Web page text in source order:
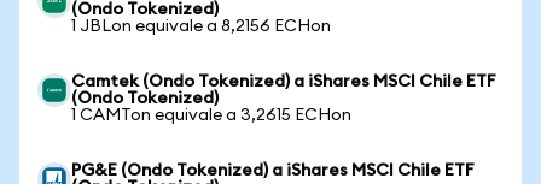
(Ondo Tokenized)
1 JBLon equivale a 8,2156 ECHon
Camtek (Ondo Tokenized) a iShares MSCI Chile ETF
(Ondo Tokenized)
1 CAMTon equivale a 3,2615 ECHon
PG&E (Ondo Tokenized) a iShares MSCI Chile ETF